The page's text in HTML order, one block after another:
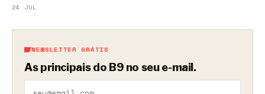
24 JUL
NEWSLETTER GRÁTIS
As principais do B9 no seu e-mail.